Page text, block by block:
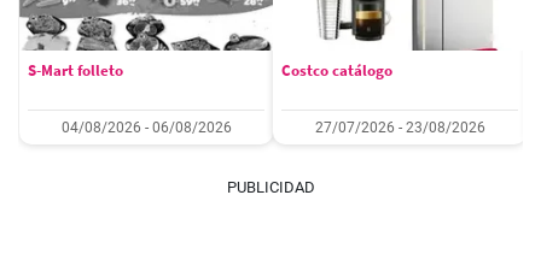
S-Mart folleto
04/08/2026 - 06/08/2026
Costco catálogo
27/07/2026 - 23/08/2026
PUBLICIDAD